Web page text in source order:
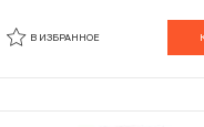
В ИЗБРАННОЕ